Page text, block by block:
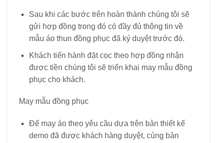
Sau khi các bước trên hoàn thành chúng tôi sẽ
gửi hợp đồng trong đó có đầy đủ thông tin về
mẫu áo thun đồng phục đã ký duyệt trước đó.
Khách tiến hành đặt cọc theo hợp đồng nhận
được tiền chúng tôi sẽ triển khai may mẫu đồng
phục cho khách.
May mẫu đồng phục
Để may áo theo yêu cầu dựa trên bản thiết kế
demo đã được khách hàng duyệt, cùng bản